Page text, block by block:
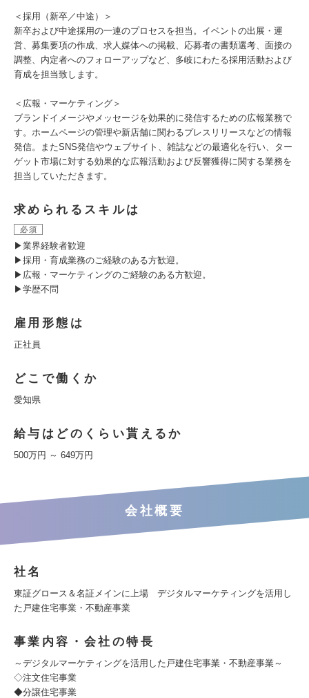
＜採用（新卒／中途）＞
新卒および中途採用の一連のプロセスを担当。イベントの出展・運
営、募集要項の作成、求人媒体への掲載、応募者の書類選考、面接の
調整、内定者へのフォローアップなど、多岐にわたる採用活動および
育成を担当致します。
＜広報・マーケティング＞
ブランドイメージやメッセージを効果的に発信するための広報業務で
す。ホームページの管理や新店舗に関わるプレスリリースなどの情報
発信。またSNS発信やウェブサイト、雑誌などの最適化を行い、ター
ゲット市場に対する効果的な広報活動および反響獲得に関する業務を
担当していただきます。
求められるスキルは
必須
▶業界経験者歓迎
▶採用・育成業務のご経験のある方歓迎。
▶広報・マーケティングのご経験のある方歓迎。
▶学歴不問
雇用形態は
正社員
どこで働くか
愛知県
給与はどのくらい貰えるか
500万円 ～ 649万円
会社概要
社名
東証グロース＆名証メインに上場 デジタルマーケティングを活用し
た戸建住宅事業・不動産事業
事業内容・会社の特長
～デジタルマーケティングを活用した戸建住宅事業・不動産事業～
◇注文住宅事業
◆分譲住宅事業